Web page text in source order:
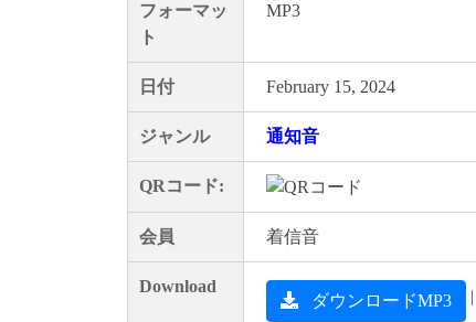
フォーマッ
ト
MP3
日付 February 15, 2024
ジャンル 通知音
QRコード:
会員 着信音
Download
ダウンロードMP3 |